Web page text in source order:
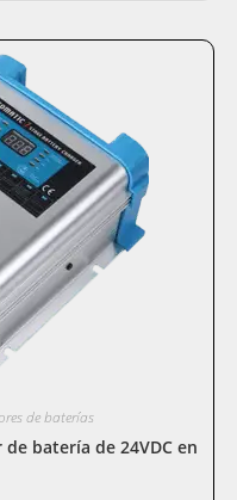
de baterías
batería de 24VDC en